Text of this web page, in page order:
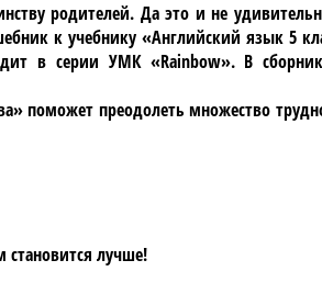
родителей. Да это и не
к учебнику «Английский язык 5
в серии УМК «Rainbow». В
поможет преодолеть множество
лучше!